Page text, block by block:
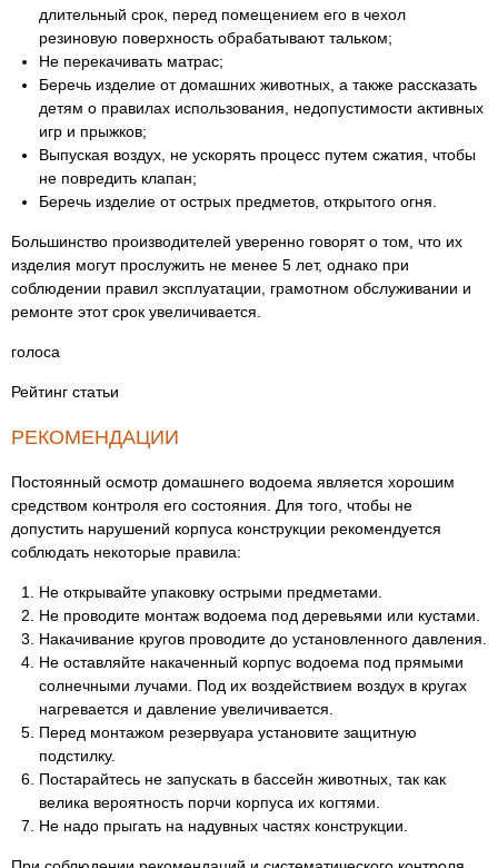
длительный срок, перед помещением его в чехол
резиновую поверхность обрабатывают тальком;
Не перекачивать матрас;
Беречь изделие от домашних животных, а также рассказать
детям о правилах использования, недопустимости активных
игр и прыжков;
Выпуская воздух, не ускорять процесс путем сжатия, чтобы
не повредить клапан;
Беречь изделие от острых предметов, открытого огня.
Большинство производителей уверенно говорят о том, что их
изделия могут прослужить не менее 5 лет, однако при
соблюдении правил эксплуатации, грамотном обслуживании и
ремонте этот срок увеличивается.
голоса
Рейтинг статьи
РЕКОМЕНДАЦИИ
Постоянный осмотр домашнего водоема является хорошим
средством контроля его состояния. Для того, чтобы не
допустить нарушений корпуса конструкции рекомендуется
соблюдать некоторые правила:
Не открывайте упаковку острыми предметами.
Не проводите монтаж водоема под деревьями или кустами.
Накачивание кругов проводите до установленного давления.
Не оставляйте накаченный корпус водоема под прямыми
солнечными лучами. Под их воздействием воздух в кругах
нагревается и давление увеличивается.
Перед монтажом резервуара установите защитную
подстилку.
Постарайтесь не запускать в бассейн животных, так как
велика вероятность порчи корпуса их когтями.
Не надо прыгать на надувных частях конструкции.